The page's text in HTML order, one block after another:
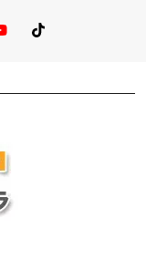
You TubeTikTok